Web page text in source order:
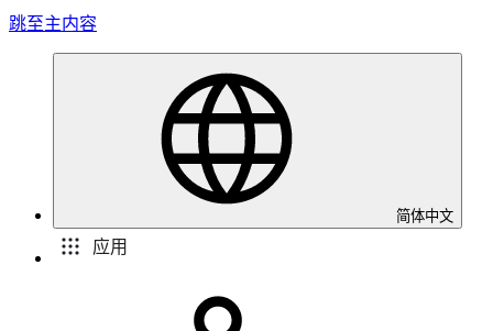
跳至主内容
简体中文
应用